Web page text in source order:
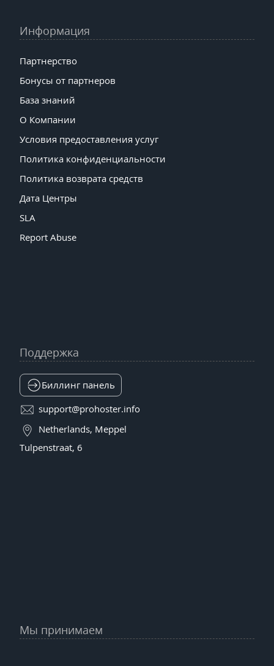
Информация
Партнерство
Бонусы от партнеров
База знаний
О Компании
Условия предоставления услуг
Политика конфиденциальности
Политика возврата средств
Дата Центры
SLA
Report Abuse
Поддержка
Биллинг панель
support@prohoster.info
Netherlands, Meppel
Tulpenstraat, 6
Мы принимаем